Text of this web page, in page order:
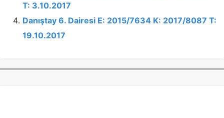
T: 3.10.2017
Danıştay 6. Dairesi E: 2015/7634 K: 2017/8087 T:
19.10.2017